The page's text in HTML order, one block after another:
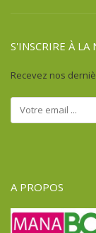
S'INSCRIRE À LA
Recevez nos
A PROPOS